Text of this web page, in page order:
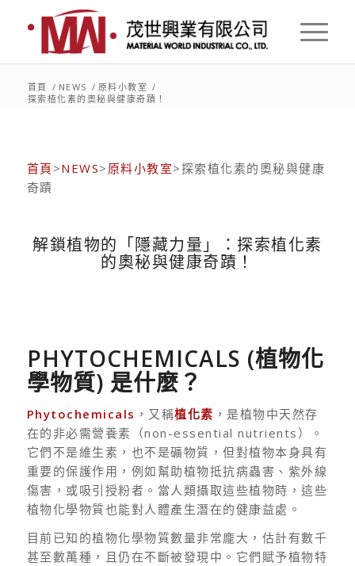
首頁 / NEWS / 原料小教室 /
探索植化素的奧秘與健康奇蹟！
首頁 >NEWS> 原料小教室>探索植化素的奧秘與健康
奇蹟
解鎖植物的「隱藏力量」：探索植化素
的奧秘與健康奇蹟！
PHYTOCHEMICALS (植物化
學物質) 是什麼？
Phytochemicals ，又稱植化素 ，是植物中天然存
在的非必需營養素（non-essential nutrients）。
它們不是維生素，也不是礦物質，但對植物本身具有
重要的保護作用，例如幫助植物抵抗病蟲害、紫外線
傷害，或吸引授粉者。當人類攝取這些植物時，這些
植物化學物質也能對人體產生潛在的健康益處。
目前已知的植物化學物質數量非常龐大，估計有數千
甚至數萬種，且仍在不斷被發現中。它們賦予植物特